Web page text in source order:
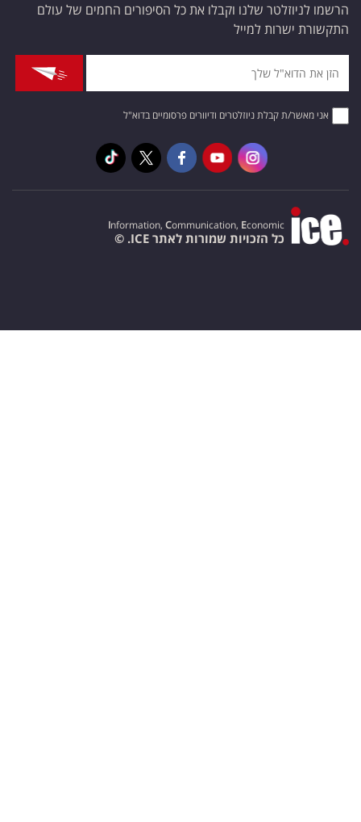
הרשמו לניוזלטר שלנו וקבלו את כל הסיפורים החמים של עולם
התקשורת ישרות למייל
אני מאשר/ת קבלת ניוזלטרים ודיוורים פרסומיים בדוא"ל
Information, Communication, Economic
כל הזכויות שמורות לאתר ICE. ©